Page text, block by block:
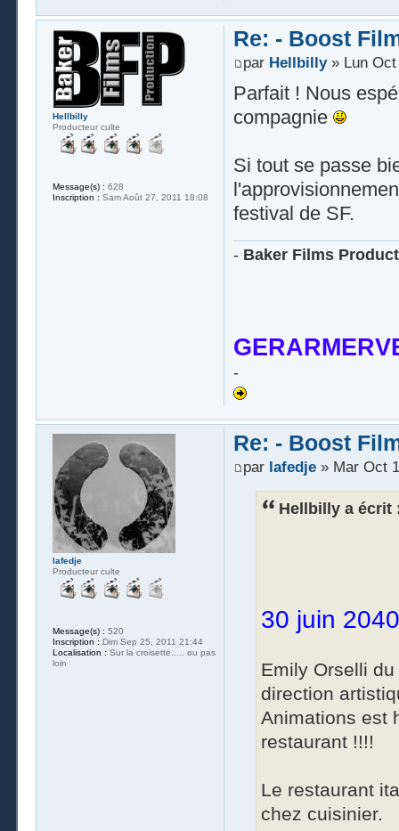
Re: - Boost
par Hellbilly» Lun Oct
Parfait ! Nous
compagnie
Si tout se passe
festival de SF.
- Baker Films
-
Hellbilly
Producteur culte
Message(s) : 628
Inscription : Sam Août 27, 2011 18:08
Re: - Boost
par lafedje» Mar Oct
Hellbilly a écrit
30 juin 2040
Emily Orselli
direction
Animations est
restaurant !!!!
Le restaurant
chez cuisinier.
lafedje
Producteur culte
Message(s) : 520
Inscription : Dim Sep 25, 2011 21:44
Localisation : Sur la croisette..... ou pas
loin